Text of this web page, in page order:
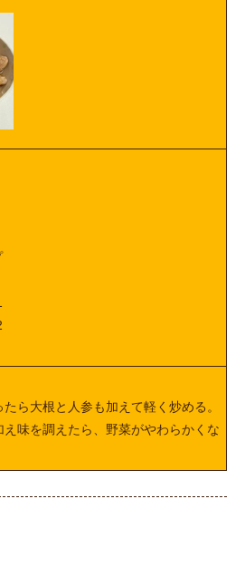
ら大根と人参も加えて軽く炒める。
味を調えたら、野菜がやわらかくな